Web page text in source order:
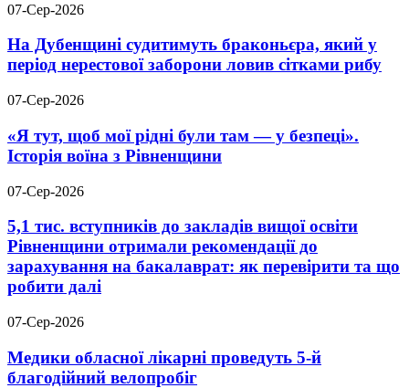
07-Сер-2026
На Дубенщині судитимуть браконьєра, який у
період нерестової заборони ловив сітками рибу
07-Сер-2026
«Я тут, щоб мої рідні були там — у безпеці».
Історія воїна з Рівненщини
07-Сер-2026
5,1 тис. вступників до закладів вищої освіти
Рівненщини отримали рекомендації до
зарахування на бакалаврат: як перевірити та що
робити далі
07-Сер-2026
Медики обласної лікарні проведуть 5-й
благодійний велопробіг